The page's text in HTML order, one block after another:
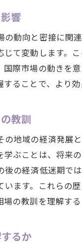
季節やイベ
大府市特有
大府市の社
大府市にお
愛知県大府市に
最新の大府
大府市にお
大府市の市
最新の市場
響
動向と密接に関
て変動します。
際市場の動きを
ることで、より
教訓
地域の経済発展
ぶことは、将来
の経済低迷期で
ます。これらの
の教訓を理解す
るか